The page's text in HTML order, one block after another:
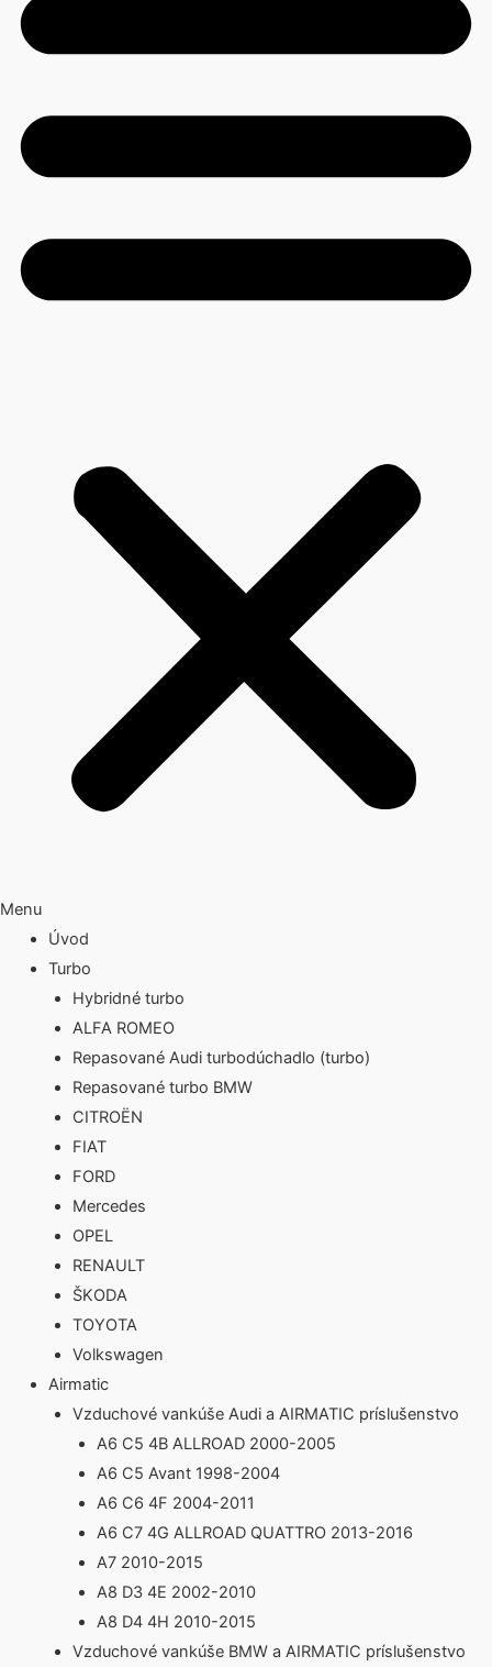
Menu
Úvod
Turbo
Hybridné turbo
ALFA ROMEO
Repasované Audi turbodúchadlo (turbo)
Repasované turbo BMW
CITROËN
FIAT
FORD
Mercedes
OPEL
RENAULT
ŠKODA
TOYOTA
Volkswagen
Airmatic
Vzduchové vankúše Audi a AIRMATIC príslušenstvo
A6 C5 4B ALLROAD 2000-2005
A6 C5 Avant 1998-2004
A6 C6 4F 2004-2011
A6 C7 4G ALLROAD QUATTRO 2013-2016
A7 2010-2015
A8 D3 4E 2002-2010
A8 D4 4H 2010-2015
Vzduchové vankúše BMW a AIRMATIC príslušenstvo